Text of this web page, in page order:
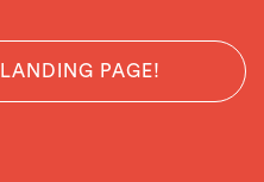
PAGE!